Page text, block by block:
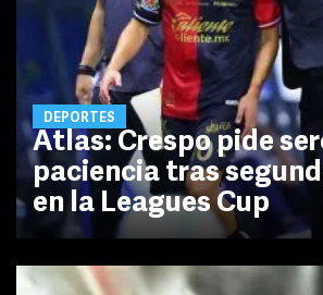
DEPORTES
Atlas: Crespo pide
paciencia tras
en la Leagues Cup